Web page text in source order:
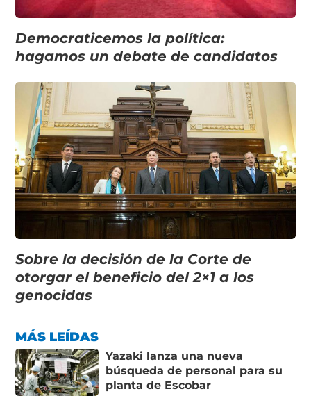
Democraticemos la política:
hagamos un debate de candidatos
Sobre la decisión de la Corte de
otorgar el beneficio del 2×1 a los
genocidas
MÁS LEÍDAS
Yazaki lanza una nueva
búsqueda de personal para su
planta de Escobar